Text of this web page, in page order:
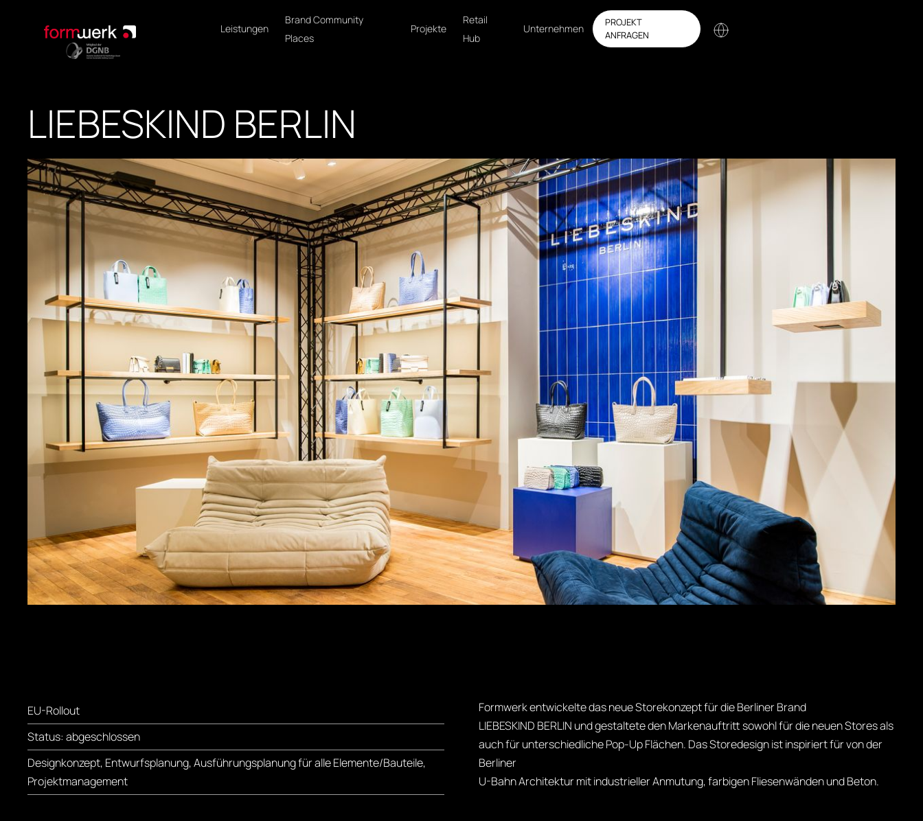
Leistungen
Brand Community
Places
Projekte
Retail
Hub
Unternehmen
PROJEKT
ANFRAGEN
LIEBESKIND BERLIN
EU-Rollout
Status: abgeschlossen
Designkonzept, Entwurfsplanung, Ausführungsplanung für alle Elemente/Bauteile,
Projektmanagement
Formwerk entwickelte das neue Storekonzept für die Berliner Brand
LIEBESKIND BERLIN und gestaltete den Markenauftritt sowohl für die neuen Stores als
auch für unterschiedliche Pop-Up Flächen. Das Storedesign ist inspiriert für von der
Berliner
U-Bahn Architektur mit industrieller Anmutung, farbigen Fliesenwänden und Beton.